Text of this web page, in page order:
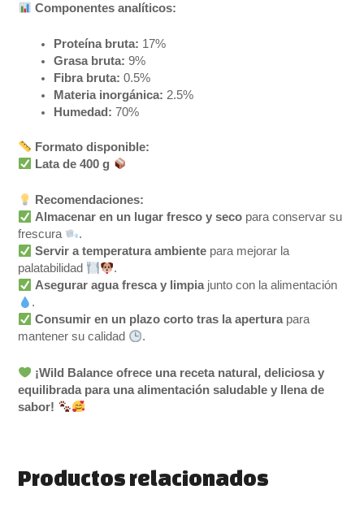
Componentes analíticos:
Proteína bruta: 17%
Grasa bruta: 9%
Fibra bruta: 0.5%
Materia inorgánica: 2.5%
Humedad: 70%
Formato disponible:
Lata de 400 g
Recomendaciones:
Almacenar en un lugar fresco y seco para conservar su
frescura
.
Servir a temperatura ambiente para mejorar la
palatabilidad
.
Asegurar agua fresca y limpiajunto con la alimentación
.
Consumir en un plazo corto tras la aperturapara
mantener su calidad
.
¡Wild Balance ofrece una receta natural, deliciosa y
equilibrada para una alimentación saludable y llena de
sabor!
Productos relacionados